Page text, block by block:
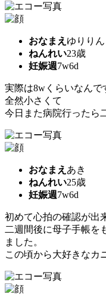
おなまえ ゆりりん
ねんれい23歳
妊娠週7w6d
実際は8wくらいなんで
全然小さくて
今日また病院行ったら
おなまえ あき
ねんれい25歳
妊娠週7w6d
初めて心拍の確認が出
二週間後に母子手帳を
ました。
この頃から大好きなカ